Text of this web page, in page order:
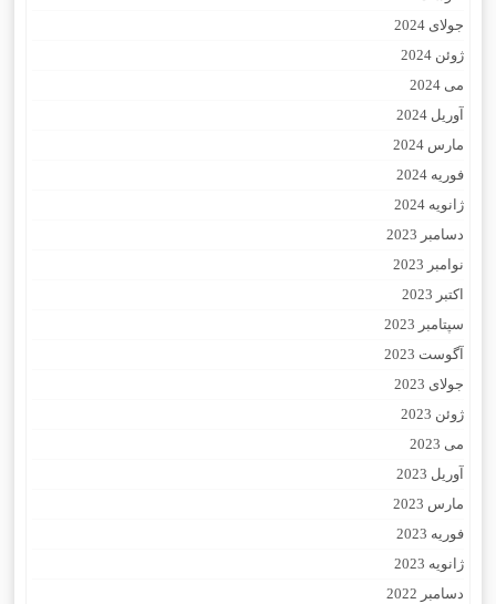
جولای 2024
ژوئن 2024
می 2024
آوریل 2024
مارس 2024
فوریه 2024
ژانویه 2024
دسامبر 2023
نوامبر 2023
اکتبر 2023
سپتامبر 2023
آگوست 2023
جولای 2023
ژوئن 2023
می 2023
آوریل 2023
مارس 2023
فوریه 2023
ژانویه 2023
دسامبر 2022